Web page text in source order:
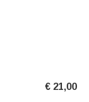
€ 21,00